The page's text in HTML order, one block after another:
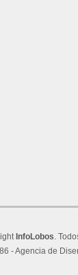
InfoLobos.
-Agencia de